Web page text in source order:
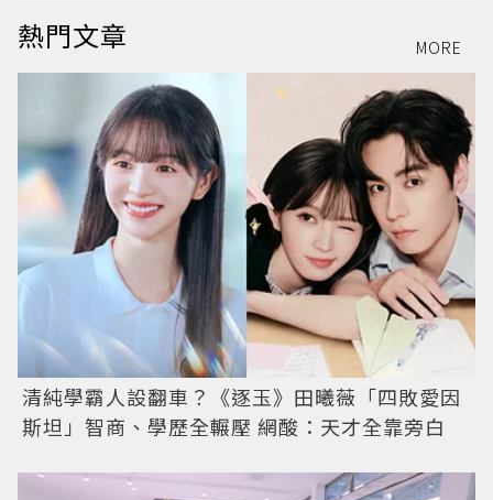
熱門文章 MORE
清純學霸人設翻車？《逐玉》田曦薇「四敗愛因
斯坦」智商、學歷全輾壓 網酸：天才全靠旁白